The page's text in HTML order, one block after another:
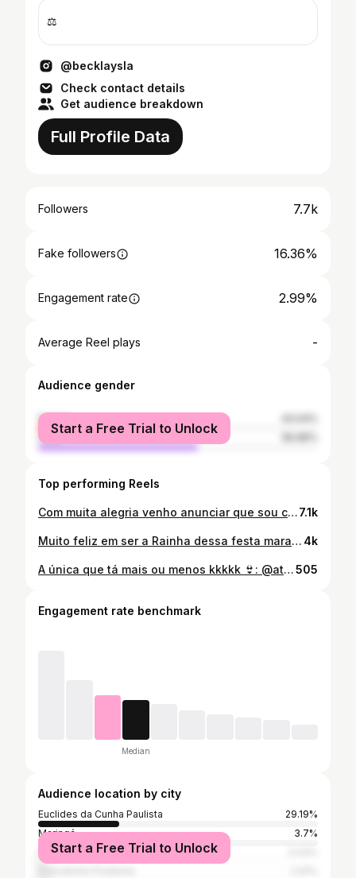
⚖️
@becklaysla
Check contact details
Get audience breakdown
Full Profile Data
Followers 7.7k
Fake followers 16.36%
Engagement rate 2.99%
Average Reel plays -
Audience gender
female
male
Start a Free Trial to Unlock
Top performing Reels
Com muita alegria venho anunciar que sou candidata a rainha do rodeio, da 1° Festa do Peão de Euclides da Cunha Paulista. O concurso acontecerá no dia 12 de agosto, às 20h no salão Beira Rio. Conto com a presença e torcida de todos!! Patrocinadores: @sabrina_modas15 @danda._a7.1k
Muito feliz em ser a Rainha dessa festa maravilhosa!!😍💥 #euclidesrodeoshow #rainhadorodeio #rainhadorodeio2022 4k
A única que tá mais ou menos kkkkk 👙: @atrevidats505
Engagement rate benchmark
Median
Audience location by city
Euclides da Cunha Paulista
29.19%
Maringá
3.7%
São Paulo
Start a Free Trial to Unlock